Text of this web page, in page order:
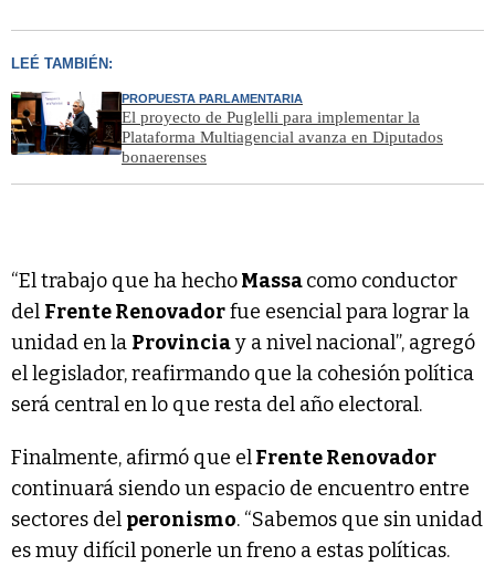
LEÉ TAMBIÉN:
PROPUESTA PARLAMENTARIA
El proyecto de Puglelli para implementar la
Plataforma Multiagencial avanza en Diputados
bonaerenses
“El trabajo que ha hechoMassacomo conductor
del Frente Renovadorfue esencial para lograr la
unidad en la Provinciay a nivel nacional”, agregó
el legislador, reafirmando que la cohesión política
será central en lo que resta del año electoral.
Finalmente, afirmó que elFrente Renovador
continuará siendo un espacio de encuentro entre
sectores del peronismo. “Sabemos que sin unidad
es muy difícil ponerle un freno a estas políticas.